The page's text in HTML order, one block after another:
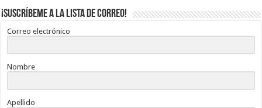
¡Suscríbeme a la lista de correo!
Correo electrónico
Nombre
Apellido